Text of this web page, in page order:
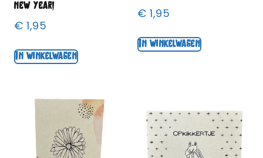
new year!
€ 1,95
In winkelwagen
€ 1,95
In winkelwagen